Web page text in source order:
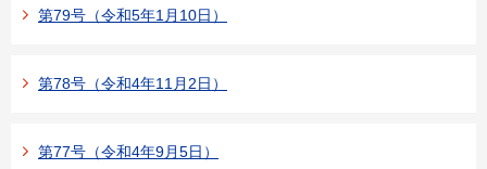
第79号（令和5年1月10日）
第78号（令和4年11月2日）
第77号（令和4年9月5日）